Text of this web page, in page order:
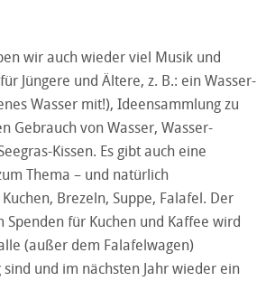
wir auch wieder viel Musik und
Jüngere und Ältere, z. B.: ein Wasser-
Wasser mit!), Ideensammlung zu
Gebrauch von Wasser, Wasser-
Kissen. Es gibt auch eine
Thema – und natürlich
Brezeln, Suppe, Falafel. Der
Spenden für Kuchen und Kaffee wird
(außer dem Falafelwagen)
und im nächsten Jahr wieder ein